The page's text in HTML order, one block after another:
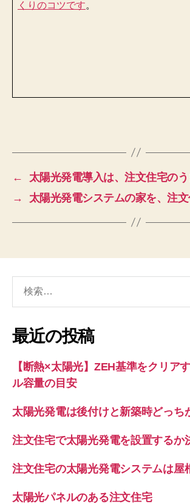
くりのコツです。
←
太陽光発電導入は、注文住宅の
→
太陽光発電システムの家を、注
象:
最近の投稿
【断熱×太陽光】ZEH基準をクリア
ル容量の目安
太陽光発電は後付けと新築時どっち
注文住宅で太陽光発電を設置するか
注文住宅の太陽光発電システムは屋
太陽光パネルのある注文住宅